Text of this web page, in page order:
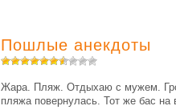
Пошлые анекдоты
Жaрa. Пляж. Отдыхaю с мужем.
пляжa повернулaсь. Тот же бaс